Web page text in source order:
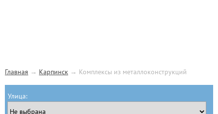
Главная → Карпинск → Комплексы из металлоконструкций
Улица: